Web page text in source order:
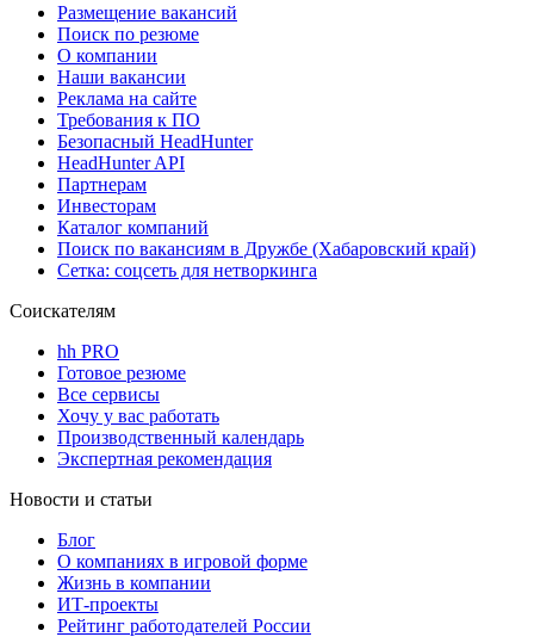
Размещение вакансий
Поиск по резюме
О компании
Наши вакансии
Реклама на сайте
Требования к ПО
Безопасный HeadHunter
HeadHunter API
Партнерам
Инвесторам
Каталог компаний
Поиск по вакансиям в Дружбе (Хабаровский край)
Сетка: соцсеть для нетворкинга
Соискателям
hh PRO
Готовое резюме
Все сервисы
Хочу у вас работать
Производственный календарь
Экспертная рекомендация
Новости и статьи
Блог
О компаниях в игровой форме
Жизнь в компании
ИТ-проекты
Рейтинг работодателей России